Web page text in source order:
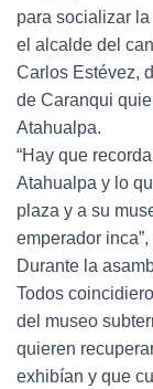
para socializar
el alcalde del
Carlos Estévez,
de Caranqui
Atahualpa.
“Hay que
Atahualpa y lo
plaza y a su
emperador
Durante la
Todos
del museo
quieren
exhibían y que